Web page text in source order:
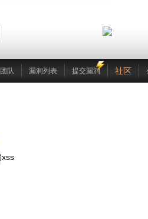
团队 漏洞列表 提交漏洞 社区
xss